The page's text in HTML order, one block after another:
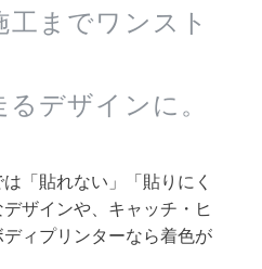
までワンスト
デザインに。
「貼れない」「貼りにく
ザインや、キャッチ・ヒ
ィプリンターなら着色が